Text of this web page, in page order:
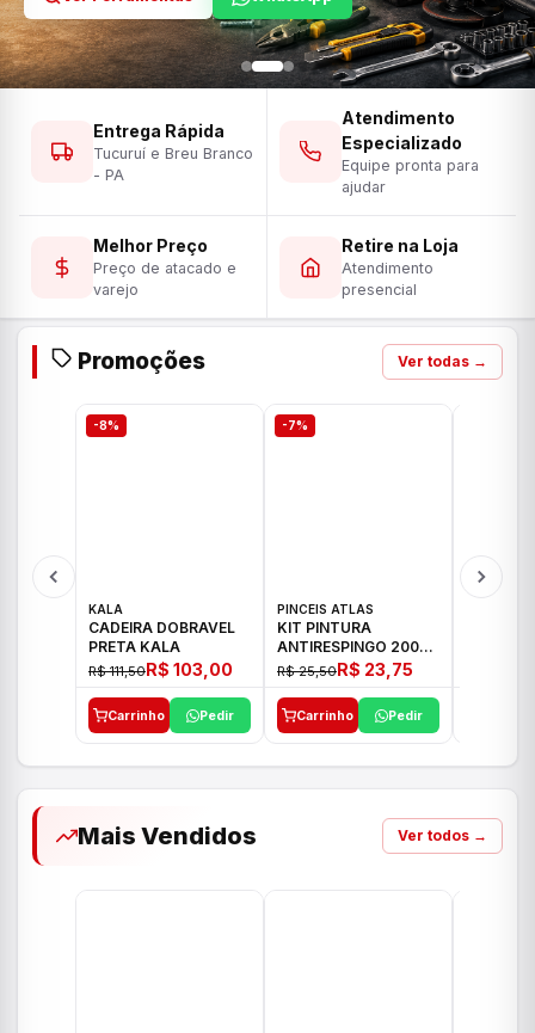
Entrega Rápida
Tucuruí e Breu Branco
- PA
Atendimento
Especializado
Equipe pronta para
ajudar
Melhor Preço
Preço de atacado e
varejo
Retire na Loja
Atendimento
presencial
Promoções Ver todas →
-8%
KALA
CADEIRA DOBRAVEL
PRETA KALA
R$ 111,50R$ 103,00
Carrinho Pedir
-7%
PINCEIS ATLAS
KIT PINTURA
ANTIRESPINGO 2003
ATLAS 03 PCS
R$ 25,50R$ 23,75
Carrinho Pedir
Mais Vendidos Ver todos →